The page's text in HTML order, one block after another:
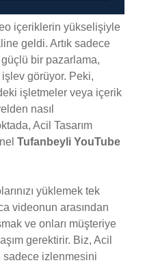
içeriklerin yükselişiyle
geldi. Artık sadece
bir pazarlama,
görüyor. Peki,
işletmeler veya içerik
nasıl
Acil Tasarım
Tufanbeyli YouTube
yüklemek tek
videonun arasından
ve onları müşteriye
gerektirir. Biz, Acil
sadece izlenmesini